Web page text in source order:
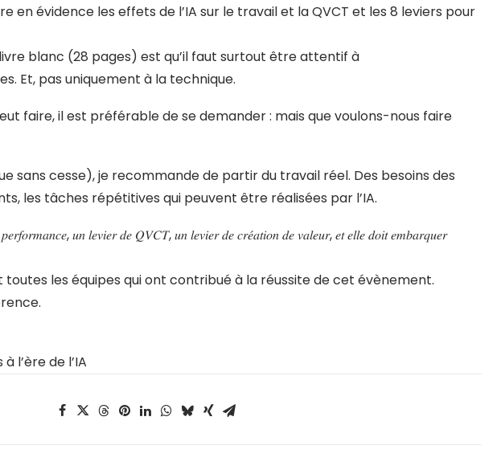
en évidence les effets de l’IA sur le travail et la QVCT et les 8 leviers pour
blanc (28 pages) est qu’il faut surtout être attentif à
Et, pas uniquement à la technique.
faire, il est préférable de se demander : mais que voulons-nous faire
sans cesse), je recommande de partir du travail réel. Des besoins des
les tâches répétitives qui peuvent être réalisées par l’IA.
𝑢𝑛 𝑙𝑒𝑣𝑖𝑒𝑟 𝑑𝑒 𝑄𝑉𝐶𝑇, 𝑢𝑛 𝑙𝑒𝑣𝑖𝑒𝑟 𝑑𝑒 𝑐𝑟𝑒́𝑎𝑡𝑖𝑜𝑛 𝑑𝑒 𝑣𝑎𝑙𝑒𝑢𝑟, 𝑒𝑡 𝑒𝑙𝑙𝑒 𝑑𝑜𝑖𝑡 𝑒𝑚𝑏𝑎𝑟𝑞𝑢𝑒𝑟
toutes les équipes qui ont contribué à la réussite de cet évènement.
l’ère de l’IA